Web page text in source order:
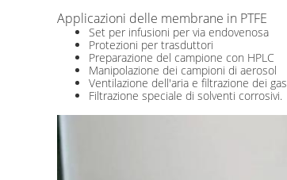
Applicazioni delle membrane in PTFE
Set per infusioni per via endovenosa
Protezioni per trasduttori
Preparazione del campione con HPLC
Manipolazione dei campioni di aerosol
Ventilazione dell'aria e filtrazione dei gas
Filtrazione speciale di solventi corrosivi.